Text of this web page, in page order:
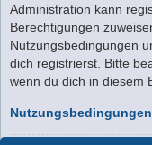
Administration kann
Berechtigungen
Nutzungsbedingungen
dich registrierst. Bitte
wenn du dich in diesem
Nutzungsbedingungen